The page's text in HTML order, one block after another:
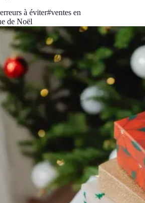
erreurs à éviter#ventes en
de Noël